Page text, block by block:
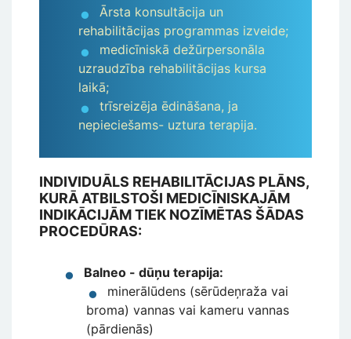
Ārsta konsultācija un
rehabilitācijas programmas izveide;
medicīniskā dežūrpersonāla
uzraudzība rehabilitācijas kursa
laikā;
trīsreizēja ēdināšana, ja
nepieciešams- uztura terapija.
INDIVIDUĀLS REHABILITĀCIJAS PLĀNS,
KURĀ ATBILSTOŠI MEDICĪNISKAJĀM
INDIKĀCIJĀM TIEK NOZĪMĒTAS ŠĀDAS
PROCEDŪRAS:
Balneo - dūņu terapija:
minerālūdens (sērūdeņraža vai
broma) vannas vai kameru vannas
(pārdienās)